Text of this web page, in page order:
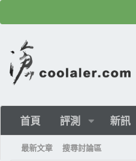
首頁 評測 新訊
最新文章 搜尋討論區